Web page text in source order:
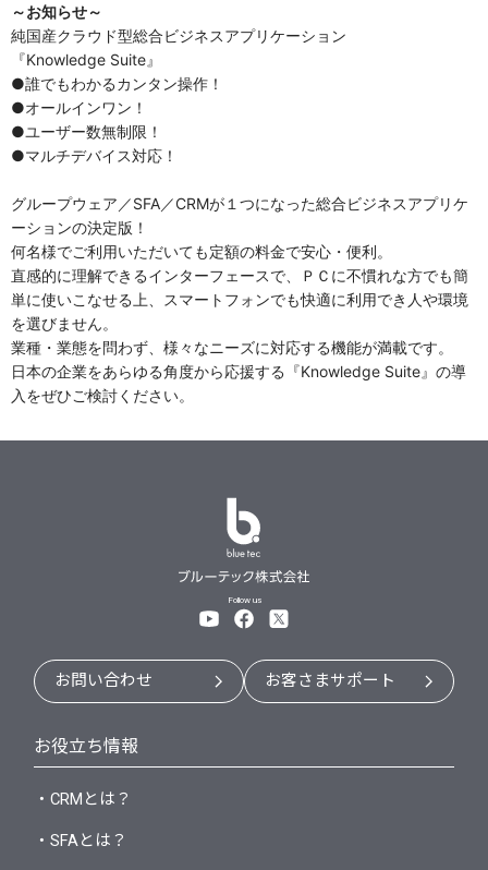
～お知らせ～
純国産クラウド型総合ビジネスアプリケーション
『Knowledge Suite』
●誰でもわかるカンタン操作！
●オールインワン！
●ユーザー数無制限！
●マルチデバイス対応！
グループウェア／SFA／CRMが１つになった総合ビジネスアプリケ
ーションの決定版！
何名様でご利用いただいても定額の料金で安心・便利。
直感的に理解できるインターフェースで、ＰＣに不慣れな方でも簡
単に使いこなせる上、スマートフォンでも快適に利用でき人や環境
を選びません。
業種・業態を問わず、様々なニーズに対応する機能が満載です。
日本の企業をあらゆる角度から応援する『Knowledge Suite』の導
入をぜひご検討ください。
Follow us
お問い合わせ お客さまサポート
お役立ち情報
・CRMとは？
・SFAとは？